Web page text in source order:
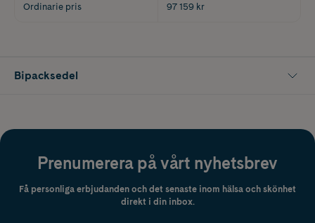
Ordinarie pris 97 159 kr
Bipacksedel
Prenumerera på vårt nyhetsbrev
Få personliga erbjudanden och det senaste inom hälsa och skönhet
direkt i din inbox.